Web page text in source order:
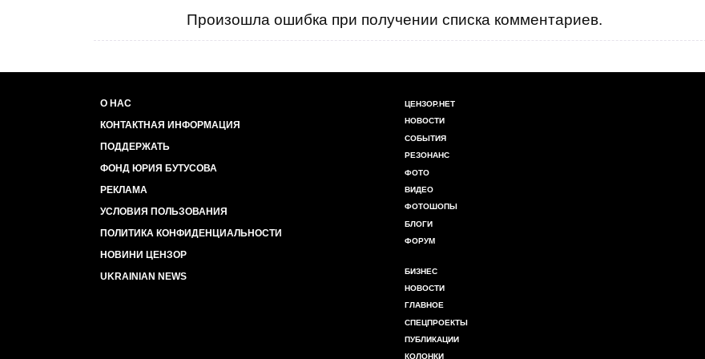
Произошла ошибка при получении списка комментариев.
О НАС
КОНТАКТНАЯ ИНФОРМАЦИЯ
ПОДДЕРЖАТЬ
ФОНД ЮРИЯ БУТУСОВА
РЕКЛАМА
УСЛОВИЯ ПОЛЬЗОВАНИЯ
ПОЛИТИКА КОНФИДЕНЦИАЛЬНОСТИ
НОВИНИ ЦЕНЗОР
UKRAINIAN NEWS
ЦЕНЗОР.НЕТ
НОВОСТИ
СОБЫТИЯ
РЕЗОНАНС
ФОТО
ВИДЕО
ФОТОШОПЫ
БЛОГИ
ФОРУМ
БИЗНЕС
НОВОСТИ
ГЛАВНОЕ
СПЕЦПРОЕКТЫ
ПУБЛИКАЦИИ
КОЛОНКИ